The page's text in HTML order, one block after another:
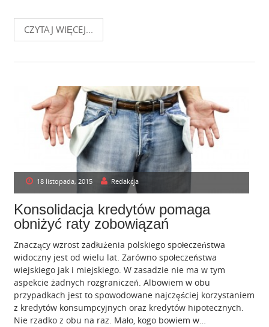
CZYTAJ WIĘCEJ...
18 listopada, 2015 Redakcja
Konsolidacja kredytów pomaga
obniżyć raty zobowiązań
Znaczący wzrost zadłużenia polskiego społeczeństwa
widoczny jest od wielu lat. Zarówno społeczeństwa
wiejskiego jak i miejskiego. W zasadzie nie ma w tym
aspekcie żadnych rozgraniczeń. Albowiem w obu
przypadkach jest to spowodowane najczęściej korzystaniem
z kredytów konsumpcyjnych oraz kredytów hipotecznych.
Nie rzadko z obu na raz. Mało, kogo bowiem w…